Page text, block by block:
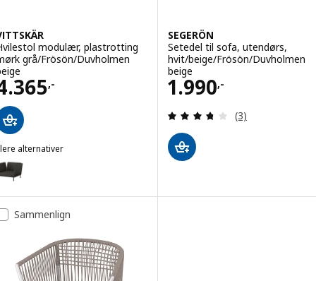
modulær, plastrotting
grå/Frösön/Duvholmen
,-
4365,-
alternativer
VITTSKÄR, Hvilestol modulær, plastrotting mørk grå
SEGERÖN
Setedel til sofa, utendørs,
hvit/beige/Frösön/Duvholmen
beige
1.990,-
Pris 1990,-
Gjennomgang:
(3)
Sammenlign